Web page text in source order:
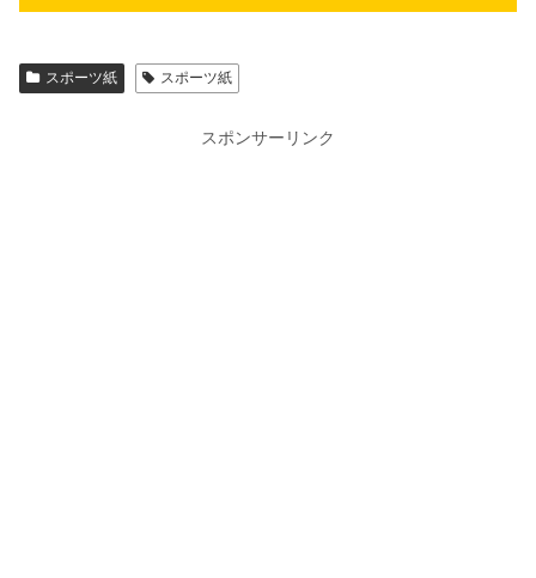
スポーツ紙 スポーツ紙
スポンサーリンク